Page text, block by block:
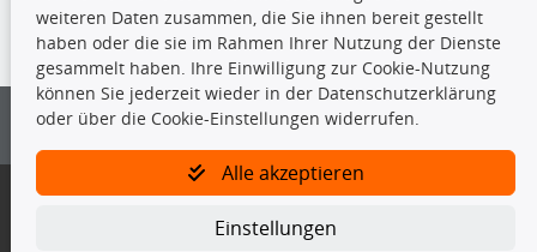
Die hier angezeigten Daten insbesondere die gesamte Datenbank dürfen
nicht kopiert werden.
Es ist zu unterlassen, die Daten oder die gesamte Datenbank ohne
vorherige Zustimmung von TecDoc zu vervielfältigen, zu verbreiten
und/oder diese Handlungen durch Dritte ausführen zu lassen. Ein
Bitte prüfen Sie, ob das über unseren Onlineshop identifizierte Ersatzteil
Gegebenenfalls sind ergänzende Informationen notwendig, um
weiteren Daten zusammen, die Sie ihnen bereit gestellt
haben oder die sie im Rahmen Ihrer Nutzung der Dienste
gesammelt haben. Ihre Einwilligung zur Cookie-Nutzung
können Sie jederzeit wieder in der Datenschutzerklärung
oder über die Cookie-Einstellungen widerrufen.
Alle akzeptieren
Einstellungen